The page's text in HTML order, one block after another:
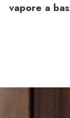
vapore a